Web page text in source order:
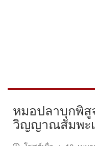
หมอปลาบุกพิสู
วิญญาณสัมพะ